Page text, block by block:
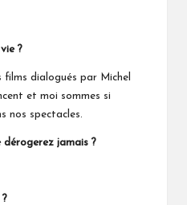
?
films dialogués par Michel
et moi sommes si
nos spectacles.
dérogerez jamais ?